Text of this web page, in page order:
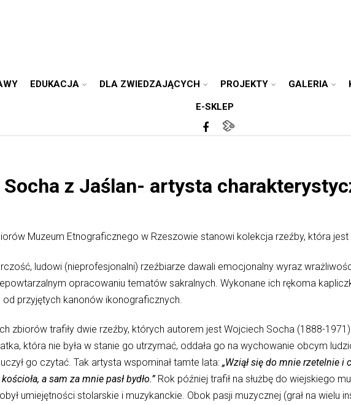
EDUKACJA DLA ZWIEDZAJĄCYCH PROJEKTY GALERIA
E-SKLEP
z Jaślan- artysta
Muzeum Etnograficznego w Rzeszowie stanowi kolekcja rzeźby, która
ludowi (nieprofesjonalni) rzeźbiarze dawali emocjonalny wyraz
opracowaniu tematów sakralnych. Wykonane ich rękoma
przyjętych kanonów ikonograficznych.
zbiorów trafiły dwie rzeźby, których autorem jest Wojciech Socha (1888-
która nie była w stanie go utrzymać, oddała go na wychowanie obcym
go czytać. Tak artysta wspominał tamte lata: „Wziął się do mnie rzetelnie
a sam za mnie pasł bydło.”Rok później trafił na służbę do wiejskiego
umiejętności stolarskie i muzykanckie. Obok pasji muzycznej (grał na wielu